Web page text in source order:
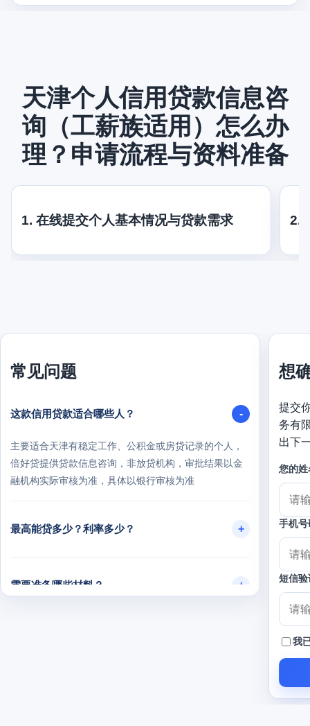
天津个人信用贷款信息咨
询（工薪族适用）怎么办
理？申请流程与资料准备
1. 在线提交个人基本情况与贷款需求 2.
常见问题
这款信用贷款适合哪些人？
主要适合天津有稳定工作、公积金或房贷记录的个人，
倍好贷提供贷款信息咨询，非放贷机构，审批结果以金
融机构实际审核为准，具体以银行审核为准
最高能贷多少？利率多少？
需要准备哪些材料？
想
提交
务有
出下
您的姓
手机号
短信
我